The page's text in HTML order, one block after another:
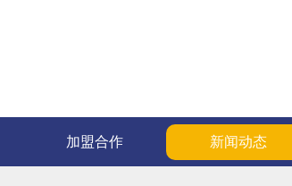
加盟合作 新闻动态